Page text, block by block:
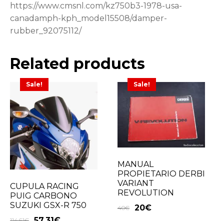
https://www.cmsnl.com/kz750b3-1978-usa-
canadamph-kph_model15508/damper-
rubber_92075112/
Related products
Sale!
CUPULA RACING
PUIG CARBONO
SUZUKI GSX-R 750
Sale!
MANUAL
PROPIETARIO DERBI
VARIANT
REVOLUTION
40€ 20€